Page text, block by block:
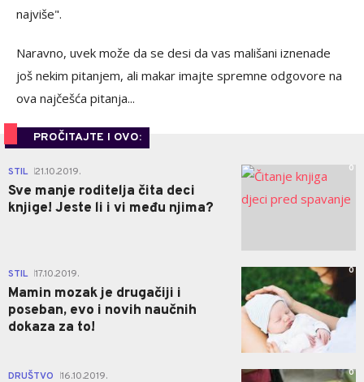
najviše".
Naravno, uvek može da se desi da vas mališani iznenade
još nekim pitanjem, ali makar imajte spremne odgovore na
ova najčešća pitanja...
PROČITAJTE I OVO:
STIL 21.10.2019.
Sve manje roditelja čita deci
knjige! Jeste li i vi među njima?
0
STIL 17.10.2019.
Mamin mozak je drugačiji i
poseban, evo i novih naučnih
dokaza za to!
0
DRUŠTVO 16.10.2019. 0